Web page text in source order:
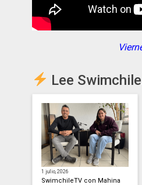
Lee
1 julio, 2026
SwimchileTV con Mahina